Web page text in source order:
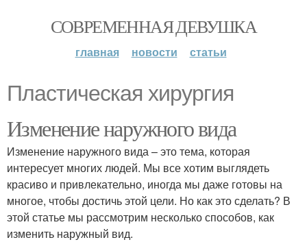
СОВРЕМЕННАЯ ДЕВУШКА
главная новости статьи
Пластическая хирургия
Изменение наружного вида
Изменение наружного вида – это тема, которая
интересует многих людей. Мы все хотим выглядеть
красиво и привлекательно, иногда мы даже готовы на
многое, чтобы достичь этой цели. Но как это сделать? В
этой статье мы рассмотрим несколько способов, как
изменить наружный вид.